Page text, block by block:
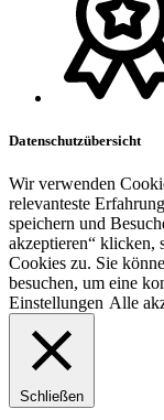
Datenschutzübersicht
Wir verwenden
relevanteste
speichern und
akzeptieren“ klicken,
Cookies zu. Sie
besuchen, um eine
Einstellungen Alle
Schließen